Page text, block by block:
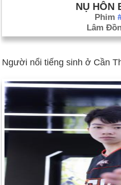
NỤ HÔN
Phim
Lâm
Người nổi tiếng sinh ở Cần